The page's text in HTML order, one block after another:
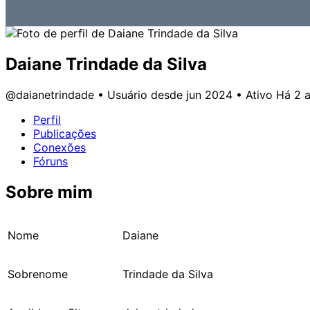
Daiane Trindade da Silva
@daianetrindade • Usuário desde jun 2024 • Ativo Há 2
Perfil
Publicações
Conexões
Fóruns
Sobre mim
Nome Daiane
Sobrenome Trindade da Silva